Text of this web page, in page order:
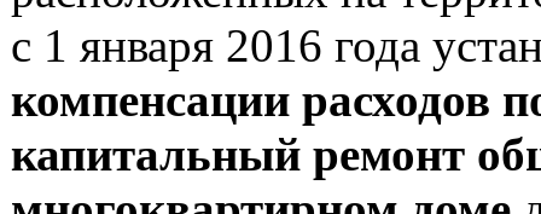
с 1 января 2016 года
компенсации расходов
капитальный ремонт